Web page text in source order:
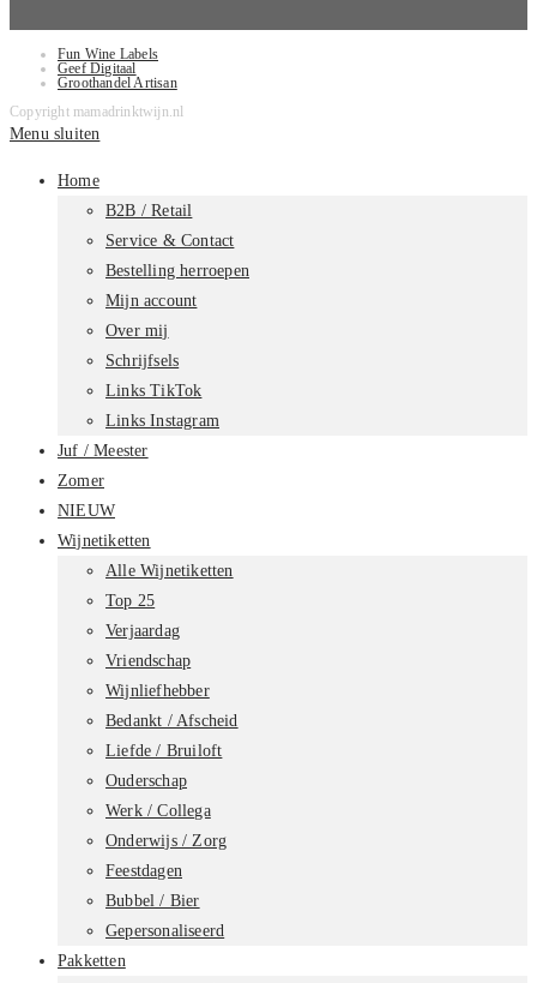
Fun Wine Labels
Geef Digitaal
Groothandel Artisan
Copyright mamadrinktwijn.nl
Menu sluiten
Home
B2B / Retail
Service & Contact
Bestelling herroepen
Mijn account
Over mij
Schrijfsels
Links TikTok
Links Instagram
Juf / Meester
Zomer
NIEUW
Wijnetiketten
Alle Wijnetiketten
Top 25
Verjaardag
Vriendschap
Wijnliefhebber
Bedankt / Afscheid
Liefde / Bruiloft
Ouderschap
Werk / Collega
Onderwijs / Zorg
Feestdagen
Bubbel / Bier
Gepersonaliseerd
Pakketten